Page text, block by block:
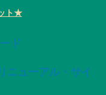
ト★
ド
ニューアル・サイ